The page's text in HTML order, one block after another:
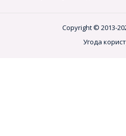
Copyright © 2013-
Угода